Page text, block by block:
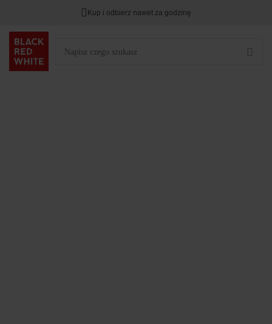
HITY DNIA przy zapisie na Newsletter.
Kup i odbierz nawet za godzinę